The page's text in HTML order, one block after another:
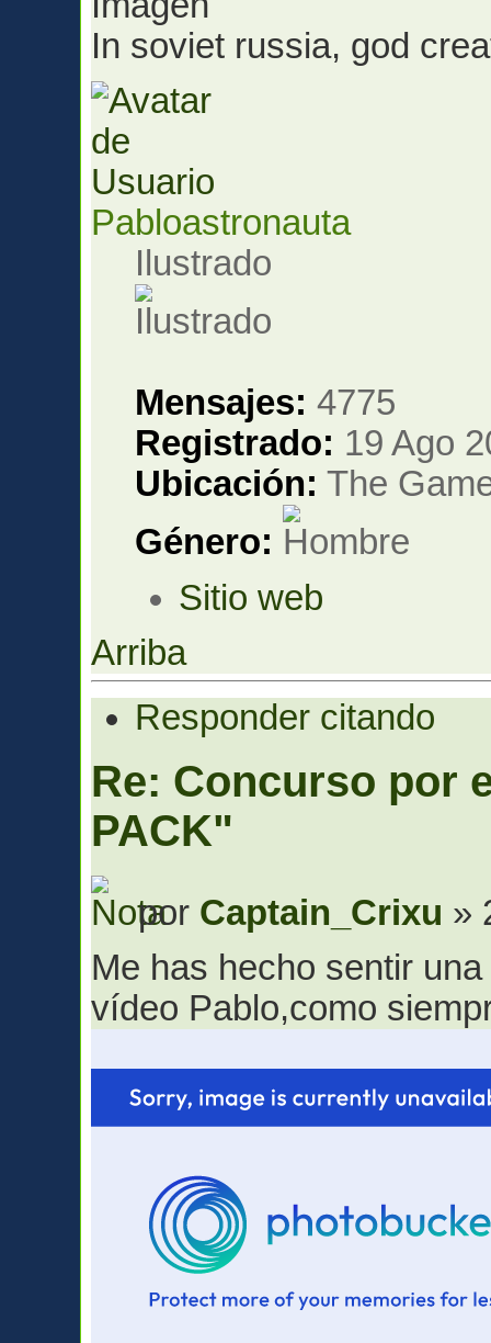
In soviet russia, god
Pabloastronauta
Ilustrado
Mensajes: 4775
Registrado: 19 Ago
Ubicación: The
Género:
Sitio web
Arriba
Responder citando
Re: Concurso por
PACK"
por Captain_Crixu »
Me has hecho sentir
vídeo Pablo,como